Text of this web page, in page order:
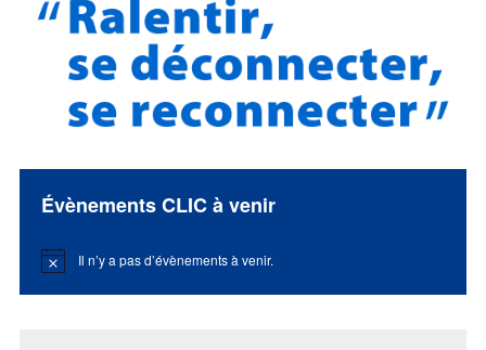
Évènements CLIC à venir
Notice Il n’y a pas d’évènements à venir.